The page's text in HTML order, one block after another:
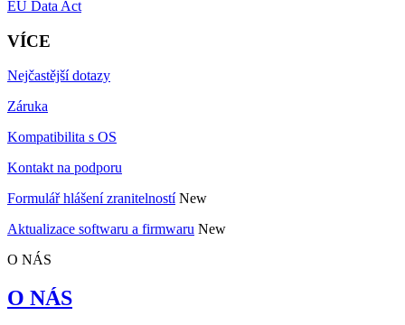
EU Data Act
VÍCE
Nejčastější dotazy
Záruka
Kompatibilita s OS
Kontakt na podporu
Formulář hlášení zranitelností New
Aktualizace softwaru a firmwaru New
O NÁS
O NÁS